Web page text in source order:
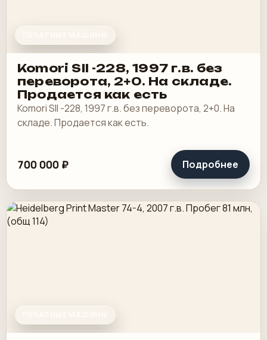
Komori SII -228, 1997 г.в. без
переворота, 2+0. На складе.
Продается как есть
Komori SII -228, 1997 г.в. без переворота, 2+0. На
складе. Продается как есть.
700 000 ₽ Подробнее